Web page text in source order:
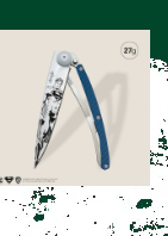
tatoos 27g
SUPERMAN